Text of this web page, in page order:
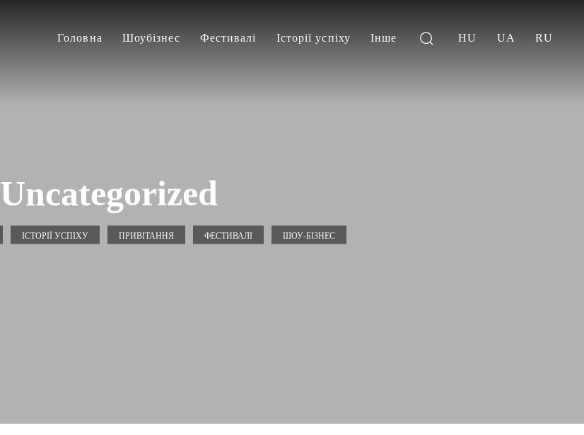
Головна Шоубізнес Фестивалі Історії успіху Інше HU UA RU
Uncategorized
ІСТОРІЇ УСПІХУ ПРИВІТАННЯ ФЕСТИВАЛІ ШОУ-БІЗНЕС